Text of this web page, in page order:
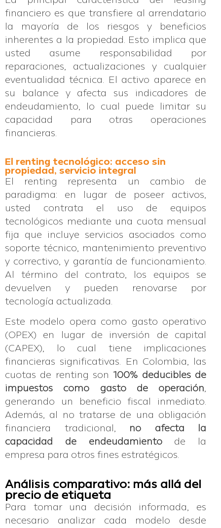
financiero es que transfiere al arrendatario
la mayoría de los riesgos y beneficios
inherentes a la propiedad. Esto implica que
usted asume responsabilidad por
reparaciones, actualizaciones y cualquier
eventualidad técnica. El activo aparece en
su balance y afecta sus indicadores de
endeudamiento, lo cual puede limitar su
capacidad para otras operaciones
financieras.
El renting tecnológico: acceso sin
propiedad, servicio integral
El renting representa un cambio de
paradigma: en lugar de poseer activos,
usted contrata el uso de equipos
tecnológicos mediante una cuota mensual
fija que incluye servicios asociados como
soporte técnico, mantenimiento preventivo
y correctivo, y garantía de funcionamiento.
Al término del contrato, los equipos se
devuelven y pueden renovarse por
tecnología actualizada.
Este modelo opera como gasto operativo
(OPEX) en lugar de inversión de capital
(CAPEX), lo cual tiene implicaciones
financieras significativas. En Colombia, las
cuotas de renting son 100% deducibles de
impuestos como gasto de operación,
generando un beneficio fiscal inmediato.
Además, al no tratarse de una obligación
financiera tradicional, no afecta la
capacidad de endeudamientode la
empresa para otros fines estratégicos.
Análisis comparativo: más allá del
precio de etiqueta
Para tomar una decisión informada, es
necesario analizar cada modelo desde